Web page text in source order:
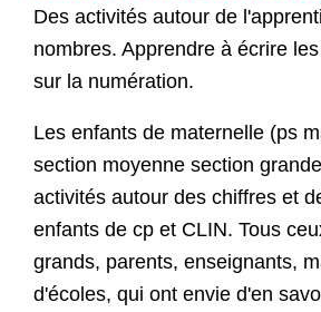
Des activités autour de
nombres. Apprendre à écrire
sur la numération.
Les enfants de maternelle (ps
section moyenne section
activités autour des chiffres et
enfants de cp et CLIN. Tous
grands, parents, enseignants,
d'écoles, qui ont envie d'en